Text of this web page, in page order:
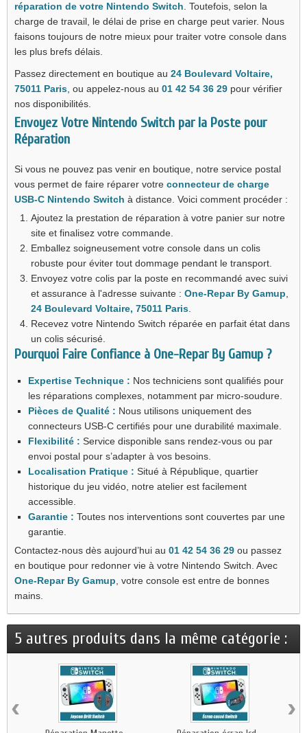
réparation de votre Nintendo Switch . Toutefois, selon la
charge de travail, le délai de prise en charge peut varier. Nous
faisons toujours de notre mieux pour traiter votre console dans
les plus brefs délais.
Passez directement en boutique au 24 Boulevard Voltaire,
75011 Paris , ou appelez-nous au 01 42 54 36 29 pour vérifier
nos disponibilités.
Envoyez Votre Nintendo Switch par la Poste pour
Réparation
Si vous ne pouvez pas venir en boutique, notre service postal
vous permet de faire réparer votre connecteur de charge
USB-C Nintendo Switch à distance. Voici comment procéder :
Ajoutez la prestation de réparation à votre panier sur notre
site et finalisez votre commande.
Emballez soigneusement votre console dans un colis
robuste pour éviter tout dommage pendant le transport.
Envoyez votre colis par la poste en recommandé avec suivi
et assurance à l'adresse suivante : One-Repar By Gamup
24 Boulevard Voltaire, 75011 Paris
Recevez votre Nintendo Switch réparée en parfait état dans
un colis sécurisé.
Pourquoi Faire Confiance à One-Repar By Gamup ?
Expertise Technique : Nos techniciens sont qualifiés pour
les réparations complexes, notamment par micro-soudure.
Pièces de Qualité : Nous utilisons uniquement des
connecteurs USB-C certifiés pour une durabilité maximale.
Flexibilité : Service disponible sans rendez-vous ou par
envoi postal pour s’adapter à vos besoins.
Localisation Pratique : Situé à République, quartier
historique du jeu vidéo, notre atelier est facilement
accessible.
Garantie : Toutes nos interventions sont couvertes par une
garantie.
Contactez-nous dès aujourd’hui au 01 42 54 36 29 ou passez
en boutique pour redonner vie à votre Nintendo Switch. Avec
One-Repar By Gamup , votre console est entre de bonnes
mains.
5 autres produits dans la même catégorie :
‹ ›